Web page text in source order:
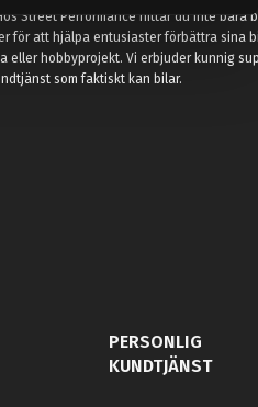
Street Performance hittar du inte bara
för att hjälpa entusiaster förbättra sina
eller hobbyprojekt. Vi erbjuder kunnig
som faktiskt kan bilar.
PERSONLIG
KUNDTJÄNST